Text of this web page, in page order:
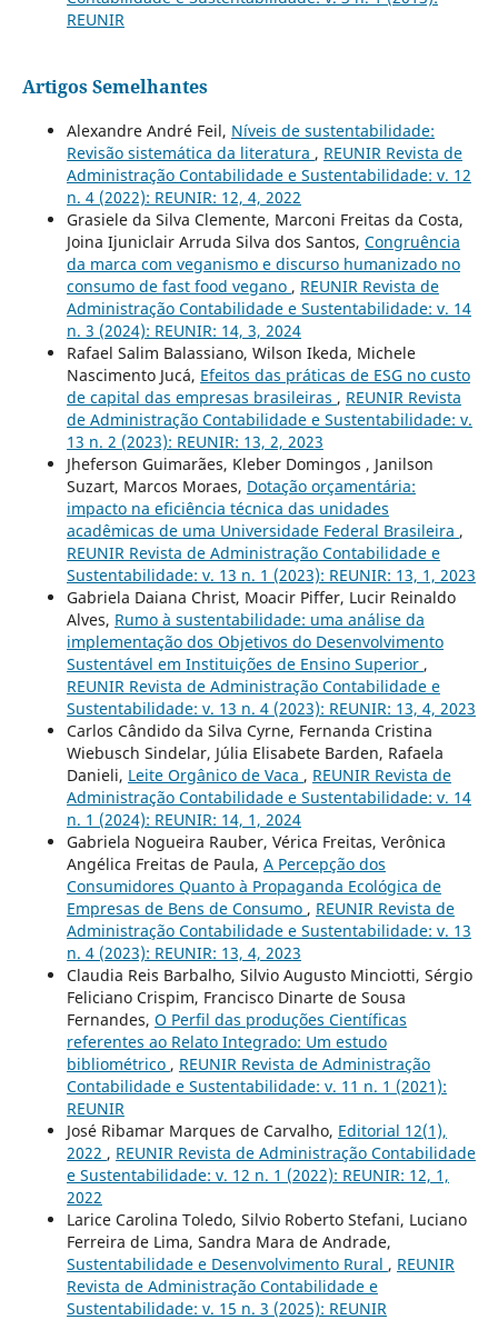
REUNIR
Artigos Semelhantes
Alexandre André Feil, Níveis de sustentabilidade:
Revisão sistemática da literatura , REUNIR Revista de
Administração Contabilidade e Sustentabilidade: v. 12
n. 4 (2022): REUNIR: 12, 4, 2022
Grasiele da Silva Clemente, Marconi Freitas da Costa,
Joina Ijuniclair Arruda Silva dos Santos, Congruência
da marca com veganismo e discurso humanizado no
consumo de fast food vegano , REUNIR Revista de
Administração Contabilidade e Sustentabilidade: v. 14
n. 3 (2024): REUNIR: 14, 3, 2024
Rafael Salim Balassiano, Wilson Ikeda, Michele
Nascimento Jucá, Efeitos das práticas de ESG no custo
de capital das empresas brasileiras , REUNIR Revista
de Administração Contabilidade e Sustentabilidade: v.
13 n. 2 (2023): REUNIR: 13, 2, 2023
Jheferson Guimarães, Kleber Domingos , Janilson
Suzart, Marcos Moraes, Dotação orçamentária:
impacto na eficiência técnica das unidades
acadêmicas de uma Universidade Federal Brasileira ,
REUNIR Revista de Administração Contabilidade e
Sustentabilidade: v. 13 n. 1 (2023): REUNIR: 13, 1, 2023
Gabriela Daiana Christ, Moacir Piffer, Lucir Reinaldo
Alves, Rumo à sustentabilidade: uma análise da
implementação dos Objetivos do Desenvolvimento
Sustentável em Instituições de Ensino Superior ,
REUNIR Revista de Administração Contabilidade e
Sustentabilidade: v. 13 n. 4 (2023): REUNIR: 13, 4, 2023
Carlos Cândido da Silva Cyrne, Fernanda Cristina
Wiebusch Sindelar, Júlia Elisabete Barden, Rafaela
Danieli, Leite Orgânico de Vaca , REUNIR Revista de
Administração Contabilidade e Sustentabilidade: v. 14
n. 1 (2024): REUNIR: 14, 1, 2024
Gabriela Nogueira Rauber, Vérica Freitas, Verônica
Angélica Freitas de Paula, A Percepção dos
Consumidores Quanto à Propaganda Ecológica de
Empresas de Bens de Consumo , REUNIR Revista de
Administração Contabilidade e Sustentabilidade: v. 13
n. 4 (2023): REUNIR: 13, 4, 2023
Claudia Reis Barbalho, Silvio Augusto Minciotti, Sérgio
Feliciano Crispim, Francisco Dinarte de Sousa
Fernandes, O Perfil das produções Científicas
referentes ao Relato Integrado: Um estudo
bibliométrico , REUNIR Revista de Administração
Contabilidade e Sustentabilidade: v. 11 n. 1 (2021):
REUNIR
José Ribamar Marques de Carvalho, Editorial 12(1),
2022 , REUNIR Revista de Administração Contabilidade
e Sustentabilidade: v. 12 n. 1 (2022): REUNIR: 12, 1,
2022
Larice Carolina Toledo, Silvio Roberto Stefani, Luciano
Ferreira de Lima, Sandra Mara de Andrade,
Sustentabilidade e Desenvolvimento Rural , REUNIR
Revista de Administração Contabilidade e
Sustentabilidade: v. 15 n. 3 (2025): REUNIR